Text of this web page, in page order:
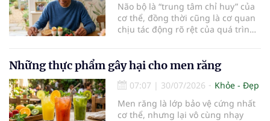
Não bộ là “trung tâm chỉ huy” của
cơ thể, đồng thời cũng là cơ quan
chịu tác động rõ rệt của quá trình
mạnh, có thể góp phần bảo vệ tế
bào thần kinh, duy trì trí nhớ và
giúp NCT sống minh mẫn, tự chủ
lâu hơn.
Những thực phẩm gây hại cho men răng
07:07 | 30/07/2026
Khỏe - Đẹp
Men răng là lớp bảo vệ cứng nhất
cơ thể, nhưng lại vô cùng nhạy